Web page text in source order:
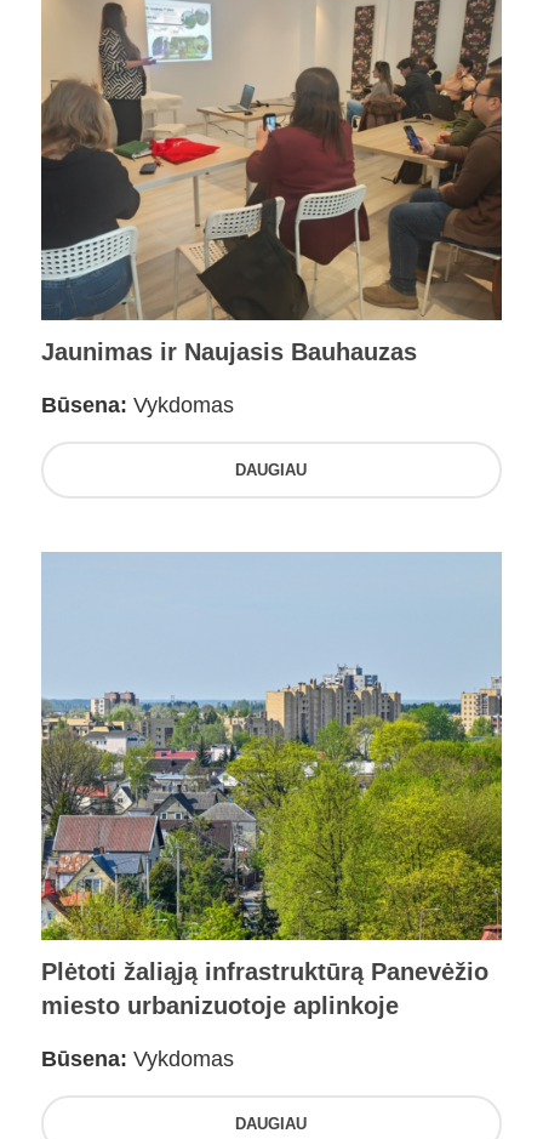
Jaunimas ir Naujasis Bauhauzas
Būsena: Vykdomas
DAUGIAU
Plėtoti žaliąją infrastruktūrą Panevėžio
miesto urbanizuotoje aplinkoje
Būsena: Vykdomas
DAUGIAU